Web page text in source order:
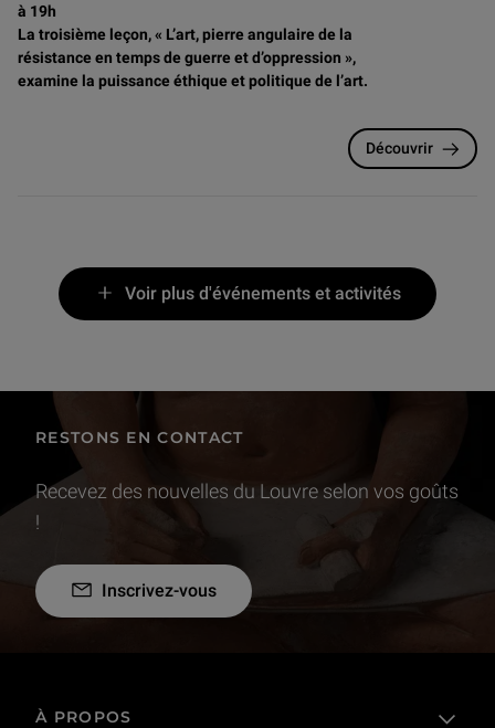
à 19h
La troisième leçon, « L’art, pierre angulaire de la
résistance en temps de guerre et d’oppression »,
examine la puissance éthique et politique de l’art.
Découvrir
Voir plus d'événements et activités
RESTONS EN CONTACT
Recevez des nouvelles du Louvre selon vos goûts
!
Inscrivez-vous
À PROPOS